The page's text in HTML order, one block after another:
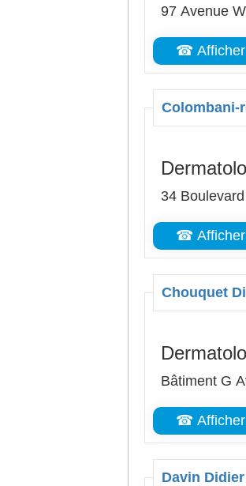
97 Avenue
☎ Afficher
Colombani-
34
☎ Afficher
Chouquet
Bâtiment G
☎ Afficher
Davin Didier